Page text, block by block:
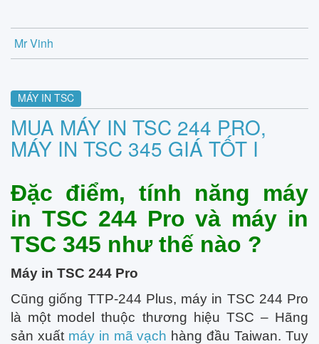
Mr Vinh
MÁY IN TSC
MUA MÁY IN TSC 244 PRO,
MÁY IN TSC 345 GIÁ TỐT I
Đặc điểm, tính năng máy
in TSC 244 Pro và máy in
TSC 345 như thế nào ?
Máy in TSC 244 Pro
Cũng giống TTP-244 Plus, máy in TSC 244 Pro
là một model thuộc thương hiệu TSC – Hãng
sản xuất máy in mã vạch hàng đầu Taiwan. Tuy